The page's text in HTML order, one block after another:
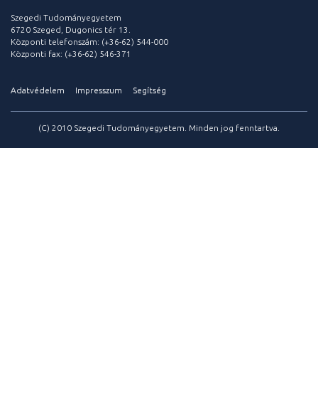
Szegedi Tudományegyetem
6720 Szeged, Dugonics tér 13.
Központi telefonszám: (+36-62) 544-000
Központi fax: (+36-62) 546-371
Adatvédelem Impresszum Segítség
(C) 2010 Szegedi Tudományegyetem. Minden jog fenntartva.